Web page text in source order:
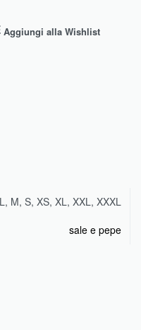
Aggiungi alla Wishlist
L, M, S, XS, XL, XXL, XXXL
sale e pepe